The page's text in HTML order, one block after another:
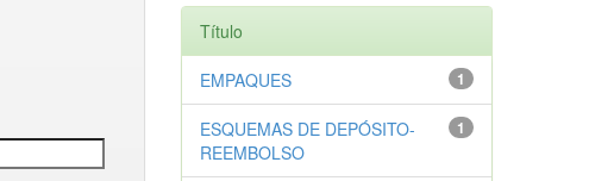
Título
1
EMPAQUES
1
ESQUEMAS DE DEPÓSITO-
REEMBOLSO